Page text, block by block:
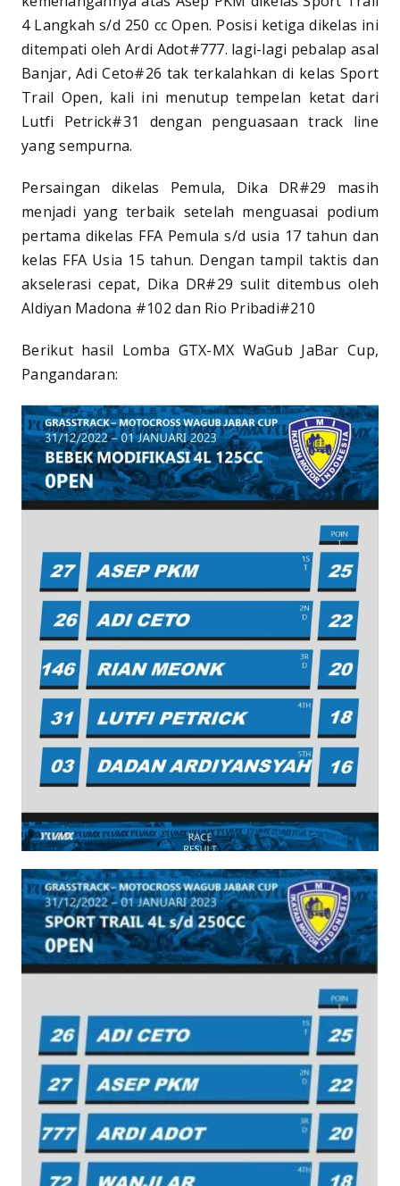
4 Langkah s/d 250 cc Open. Posisi ketiga dikelas ini
ditempati oleh Ardi Adot#777. lagi-lagi pebalap asal
Banjar, Adi Ceto#26 tak terkalahkan di kelas Sport
Trail Open, kali ini menutup tempelan ketat dari
Lutfi Petrick#31 dengan penguasaan track line
yang sempurna.
Persaingan dikelas Pemula, Dika DR#29 masih
menjadi yang terbaik setelah menguasai podium
pertama dikelas FFA Pemula s/d usia 17 tahun dan
kelas FFA Usia 15 tahun. Dengan tampil taktis dan
akselerasi cepat, Dika DR#29 sulit ditembus oleh
Aldiyan Madona #102 dan Rio Pribadi#210
Berikut hasil Lomba GTX-MX WaGub JaBar Cup,
Pangandaran: